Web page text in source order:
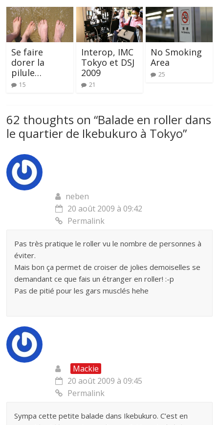
Se faire
dorer la
pilule…
15
Interop, IMC
Tokyo et DSJ
2009
21
No Smoking
Area
25
62 thoughts on “Balade en roller dans
le quartier de Ikebukuro à Tokyo”
neben
20 août 2009 à 09:42
Permalink
Pas très pratique le roller vu le nombre de personnes à
éviter.
Mais bon ça permet de croiser de jolies demoiselles se
demandant ce que fais un étranger en roller! :-p
Pas de pitié pour les gars musclés hehe
Mackie
20 août 2009 à 09:45
Permalink
Sympa cette petite balade dans Ikebukuro. C’est en